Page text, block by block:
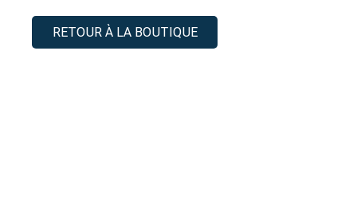
RETOUR À LA BOUTIQUE